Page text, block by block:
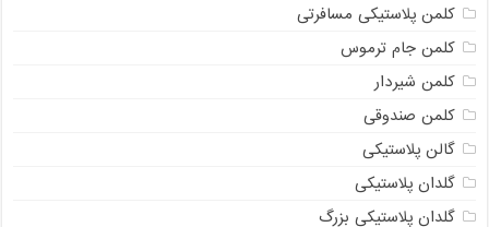
کلمن پلاستیکی مسافرتی
کلمن جام ترموس
کلمن شیردار
کلمن صندوقی
گالن پلاستیکی
گلدان پلاستیکی
گلدان پلاستیکی بزرگ